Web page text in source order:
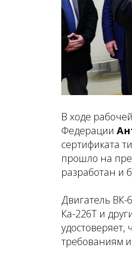
В ходе
Федерации
сертификата
прошло на
разработан и
Двигатель ВК-
Ка-226Т и
удостоверяет,
требованиям